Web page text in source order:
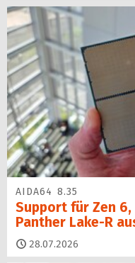
AIDA64 8.35
Support für Zen 6,
Panther Lake-R
28.07.2026